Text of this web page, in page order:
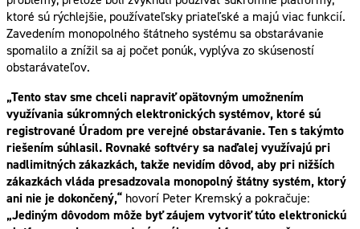
ktoré sú rýchlejšie, používateľsky priateľské a majú viac funkcií.
Zavedením monopolného štátneho systému sa obstarávanie
spomalilo a znížil sa aj počet ponúk, vyplýva zo skúseností
obstarávateľov.
„Tento stav sme chceli napraviť opätovným umožnením
využívania súkromných elektronických systémov, ktoré sú
registrované Úradom pre verejné obstarávanie. Ten s takýmto
riešením súhlasil. Rovnaké softvéry sa naďalej využívajú pri
nadlimitných zákazkách, takže nevidím dôvod, aby pri nižších
zákazkách vláda presadzovala monopolný štátny systém, ktorý
ani nie je dokončený,“ hovorí Peter Kremský a pokračuje:
„Jediným dôvodom môže byť záujem vytvoriť túto elektronickú